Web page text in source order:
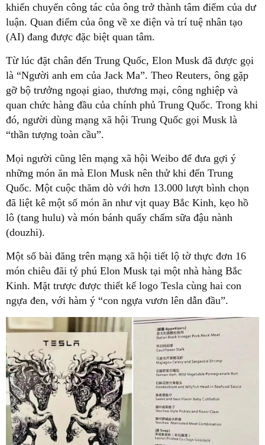
khiến chuyến công tác của ông trở thành tâm điểm của dư
luận. Quan điểm của ông về xe điện và trí tuệ nhân tạo
(AI) đang được đặc biệt quan tâm.
Từ lúc đặt chân đến Trung Quốc, Elon Musk đã được gọi
là “Người anh em của Jack Ma”. Theo Reuters, ông gặp
gỡ bộ trưởng ngoại giao, thương mại, công nghiệp và
quan chức hàng đầu của chính phủ Trung Quốc. Trong khi
đó, người dùng mạng xã hội Trung Quốc gọi Musk là
“thần tượng toàn cầu”.
Mọi người cũng lên mạng xã hội Weibo để đưa gợi ý
những món ăn mà Elon Musk nên thử khi đến Trung
Quốc. Một cuộc thăm dò với hơn 13.000 lượt bình chọn
đã liệt kê một số món ăn như vịt quay Bắc Kinh, kẹo hồ
lô (tang hulu) và món bánh quẩy chấm sữa đậu nành
(douzhi).
Một số bài đăng trên mạng xã hội tiết lộ tờ thực đơn 16
món chiêu đãi tỷ phú Elon Musk tại một nhà hàng Bắc
Kinh. Mặt trược được thiết kế logo Tesla cùng hai con
ngựa đen, với hàm ý “con ngựa vươn lên dẫn đầu”.